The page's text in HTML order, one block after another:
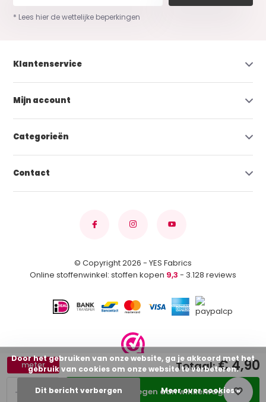
+
-
meter
Toevoegen aan winkelwagen
Totaal:€ 4,90
* Lees hier de wettelijke beperkingen
Klantenservice
Mijn account
Categorieën
Contact
© Copyright 2026 - YES Fabrics
Online stoffenwinkel: stoffen kopen 9,3 - 3.128 reviews
Door het gebruiken van onze website, ga je akkoord met het
gebruik van cookies om onze website te verbeteren.
Dit bericht verbergen Meer over cookies »